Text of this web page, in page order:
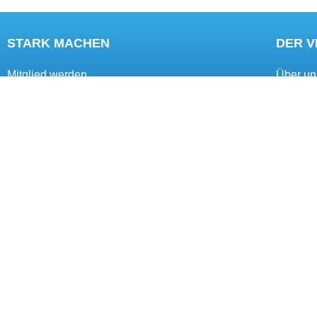
STARK MACHEN
Mitglied werden
DER
Über